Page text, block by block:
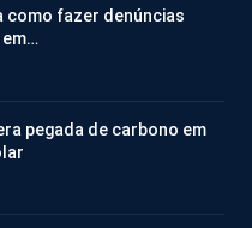
como fazer denúncias
pegada de carbono em